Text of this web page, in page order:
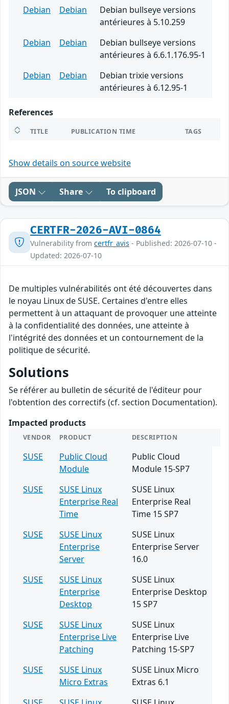
Debian
Debian
Debian bullseye versions
antérieures à 5.10.259
Debian
Debian
Debian bullseye versions
antérieures à 6.6.1.176.95-1
Debian
Debian
Debian trixie versions
antérieures à 6.12.95-1
References
TITLE PUBLICATION TIME TAGS
Show details on source website
JSON Share To clipboard
CERTFR-2026-AVI-0864
Vulnerability from certfr_avis - Published: 2026-07-10 -
Updated: 2026-07-10
De multiples vulnérabilités ont été découvertes dans
le noyau Linux de SUSE. Certaines d'entre elles
permettent à un attaquant de provoquer une atteinte
à la confidentialité des données, une atteinte à
l'intégrité des données et un contournement de la
politique de sécurité.
Solutions
Se référer au bulletin de sécurité de l'éditeur pour
l'obtention des correctifs (cf. section Documentation).
Impacted products
VENDOR PRODUCT DESCRIPTION
SUSE
Public Cloud
Module
Public Cloud
Module 15-SP7
SUSE
SUSE Linux
Enterprise Real
Time
SUSE Linux
Enterprise Real
Time 15 SP7
SUSE
SUSE Linux
Enterprise
Server
SUSE Linux
Enterprise Server
16.0
SUSE
SUSE Linux
Enterprise
Desktop
SUSE Linux
Enterprise Desktop
15 SP7
SUSE
SUSE Linux
Enterprise Live
Patching
SUSE Linux
Enterprise Live
Patching 15-SP7
SUSE
SUSE Linux
Micro Extras
SUSE Linux Micro
Extras 6.1